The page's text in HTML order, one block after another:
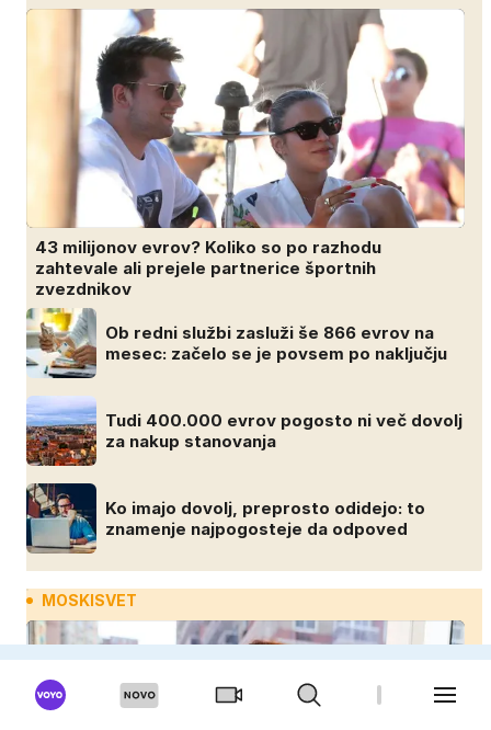
43 milijonov evrov? Koliko so po razhodu
zahtevale ali prejele partnerice športnih
zvezdnikov
Ob redni službi zasluži še 866 evrov na
mesec: začelo se je povsem po naključju
Tudi 400.000 evrov pogosto ni več dovolj
za nakup stanovanja
Ko imajo dovolj, preprosto odidejo: to
znamenje najpogosteje da odpoved
MOSKISVET